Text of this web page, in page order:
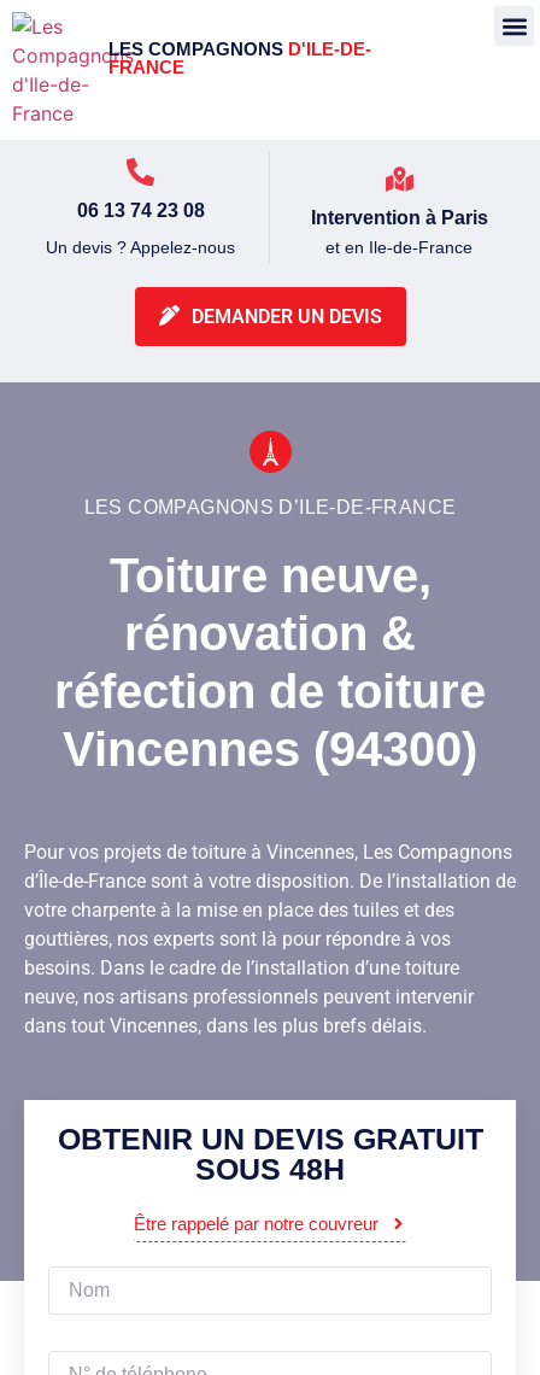
LES COMPAGNONS D'ILE-DE-
FRANCE
06 13 74 23 08
Un devis ? Appelez-nous
Intervention à Paris
et en Ile-de-France
DEMANDER UN DEVIS
LES COMPAGNONS D’ILE-DE-FRANCE
Toiture neuve,
rénovation &
réfection de toiture
Vincennes (94300)
Pour vos projets de toiture à Vincennes, Les Compagnons
d’Île-de-France sont à votre disposition. De l’installation de
votre charpente à la mise en place des tuiles et des
gouttières, nos experts sont là pour répondre à vos
besoins. Dans le cadre de l’installation d’une toiture
neuve, nos artisans professionnels peuvent intervenir
dans tout Vincennes, dans les plus brefs délais.
OBTENIR UN DEVIS GRATUIT
SOUS 48H
Être rappelé par notre couvreur